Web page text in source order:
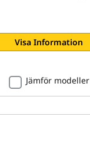
Visa Information
Jämför modeller